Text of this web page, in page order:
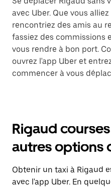
avec Uber. Que vous
rencontriez des amis au
fassiez des commissions
vous rendre à bon port.
ouvrez l'app Uber et
commencer à vous
Rigaud
autres options
Obtenir un taxi à Rigaud
avec l'app Uber. En